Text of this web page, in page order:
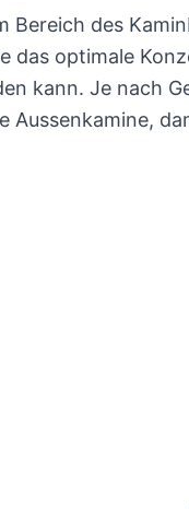
Bereich des
das optimale
kann. Je nach